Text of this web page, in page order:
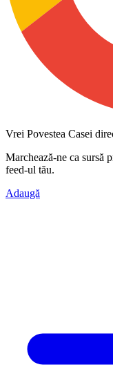
Vrei Povestea Casei
Marchează-ne ca sursă
feed-ul tău.
Adaugă